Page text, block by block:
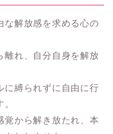
な解放感を求める心の
離れ、自分自身を解放
に縛られずに自由に行
覚から解き放たれ、本